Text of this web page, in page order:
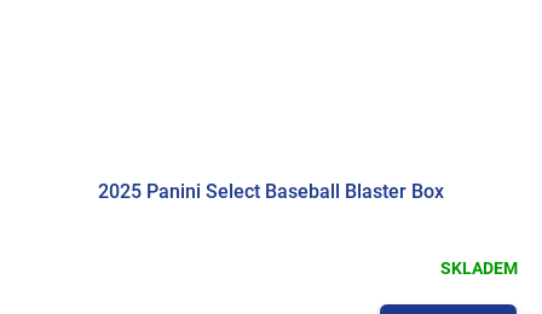
2025 Panini Select Baseball Blaster Box
SKLADEM